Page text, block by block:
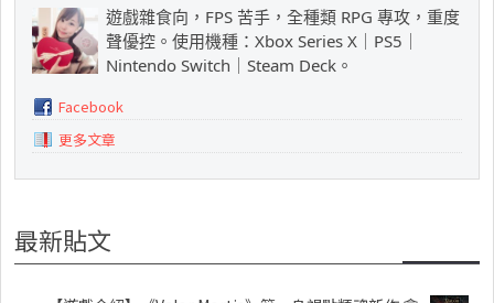
遊戲雜食向，FPS 苦手，全種類 RPG 專攻，重度
聲優控。使用機種：Xbox Series X｜PS5｜
Nintendo Switch｜Steam Deck。
Facebook
更多文章
最新貼文